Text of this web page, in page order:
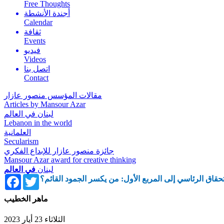
Free Thoughts
أجندة الأنشطة
Calendar
ثقافة
Events
فيديو
Videos
اتصل بنا
Contact
مقالات المؤسس منصور عازار
Articles by Mansour Azar
لبنان في العالم
Lebanon in the world
العلمانية
Secularism
جائزة منصور عازار للإبداع الفكري
Mansour Azar award for creative thinking
لبنان في العالم
Facebook
Twitter
الرئاسي إلى المربع الأول: من يكسر الجمود القائم؟
ماهر الخطيب
الثلاثاء 23 أيار 2023